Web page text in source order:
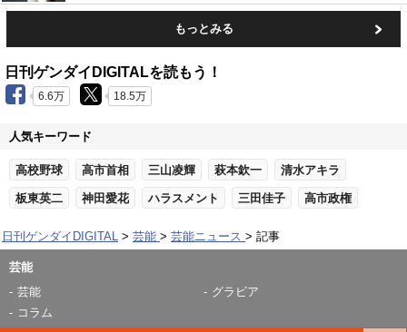
もっとみる
日刊ゲンダイDIGITALを読もう！
6.6万 18.5万
人気キーワード
高校野球 高市首相 三山凌輝 萩本欽一 清水アキラ
板東英二 神田愛花 ハラスメント 三田佳子 高市政権
日刊ゲンダイDIGITAL 芸能 芸能ニュース 記事
芸能
芸能
グラビア
コラム